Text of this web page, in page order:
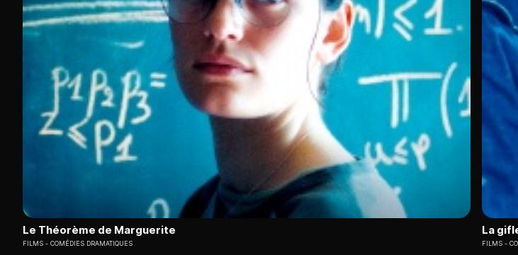
Le Théorème de Marguerite
FILMS COMÉDIES DRAMATIQUES
La
FILMS